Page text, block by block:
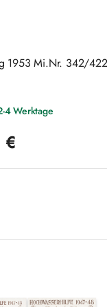
1953 Mi.Nr. 342/
4 Werktage
€